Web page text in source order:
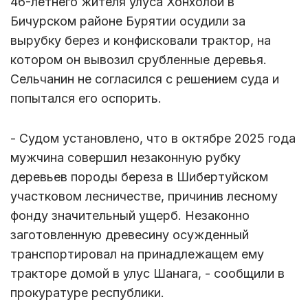
Бичурском районе Бурятии осудили за
вырубку берез и конфисковали трактор, на
котором он вывозил срубленные деревья.
Сельчанин не согласился с решением суда и
попытался его оспорить.
- Судом установлено, что в октябре 2025 года
мужчина совершил незаконную рубку
деревьев породы береза в Шибертуйском
участковом лесничестве, причинив лесному
фонду значительный ущерб. Незаконно
заготовленную древесину осужденный
транспортировал на принадлежащем ему
тракторе домой в улус Шанага, - сообщили в
прокуратуре республики.